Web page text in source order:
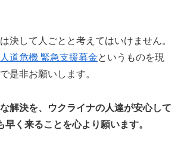
決して人ごとと考えてはいけません。
道危機 緊急支援募金というものを現
是非お願いします。
解決を、ウクライナの人達が安心して
早く来ることを心より願います。